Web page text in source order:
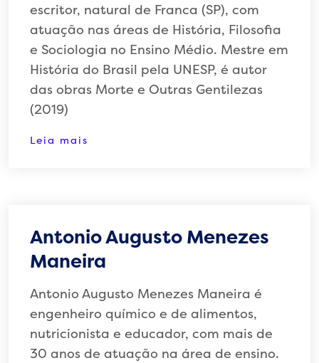
escritor, natural de Franca (SP), com
atuação nas áreas de História, Filosofia
e Sociologia no Ensino Médio. Mestre em
História do Brasil pela UNESP, é autor
das obras Morte e Outras Gentilezas
(2019)
Leia mais
Antonio Augusto Menezes
Maneira
Antonio Augusto Menezes Maneira é
engenheiro químico e de alimentos,
nutricionista e educador, com mais de
30 anos de atuação na área de ensino.